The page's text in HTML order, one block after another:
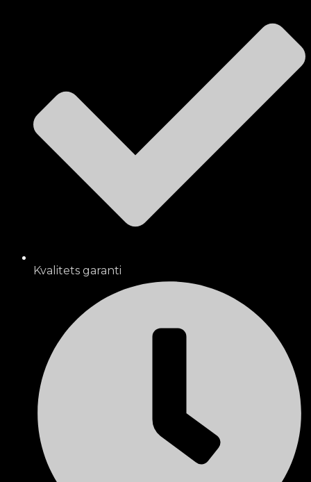
Kvalitets garanti